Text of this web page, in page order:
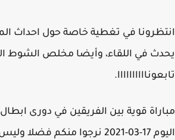
في تغطية خاصة حول احداث
في اللقاء، وأيضا مخلص الشوط
اليوم 17-03-2021 نرجوا منكم فضلا